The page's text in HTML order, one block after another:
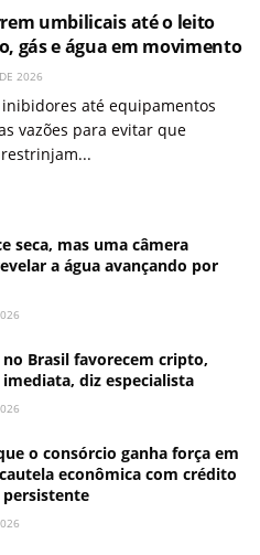
umbilicais até o leito
gás e água em movimento
2026
até equipamentos
vazões para evitar que
seca, mas uma câmera
a água avançando por
Brasil favorecem cripto,
diz especialista
o consórcio ganha força em
econômica com crédito